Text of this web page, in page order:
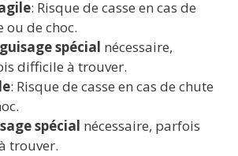
: Risque de casse en cas de
ou de choc.
spécial nécessaire,
difficile à trouver.
: Risque de casse en cas de chute
spécial nécessaire, parfois
trouver.